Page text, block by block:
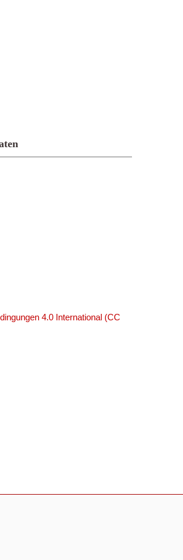
4.0 International (CC